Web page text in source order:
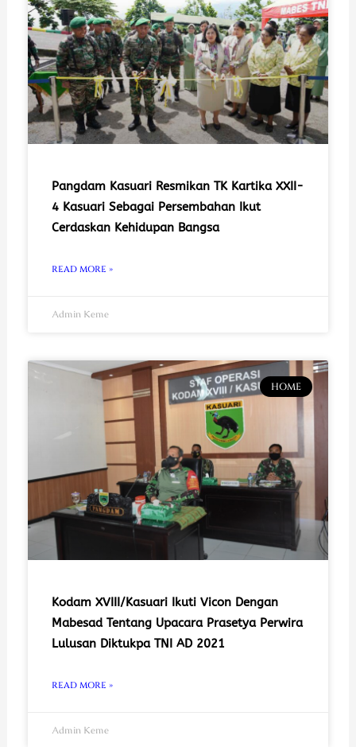
Pangdam Kasuari Resmikan TK Kartika XXII-
4 Kasuari Sebagai Persembahan Ikut
Cerdaskan Kehidupan Bangsa
READ MORE »
Admin Keme
HOME
Kodam XVIII/Kasuari Ikuti Vicon Dengan
Mabesad Tentang Upacara Prasetya Perwira
Lulusan Diktukpa TNI AD 2021
READ MORE »
Admin Keme